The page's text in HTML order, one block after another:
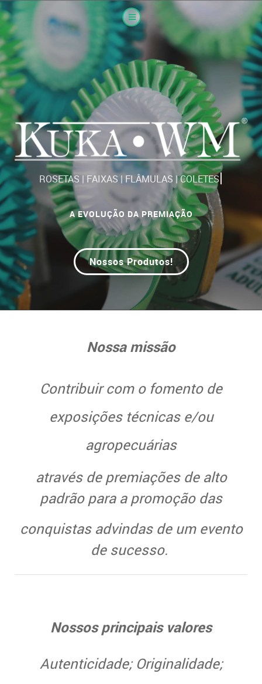
ROSETAS | FAIXAS | FLÂMULAS | COLETES|
A EVOLUÇÃO DA PREMIAÇÃO
Nossos Produtos!
Nossa missão
Contribuir com o fomento de
exposições técnicas e/ou
agropecuárias
através de premiações de alto
padrão para a promoção das
conquistas advindas de um evento
de sucesso.
Nossos principais valores
Autenticidade; Originalidade;